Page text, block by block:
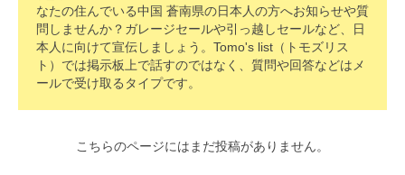
なたの住んでいる中国 蒼南県の日本人の方へお知らせや質
問しませんか？ガレージセールや引っ越しセールなど、日
本人に向けて宣伝しましょう。Tomo's list（トモズリス
ト）では掲示板上で話すのではなく、質問や回答などはメ
ールで受け取るタイプです。
こちらのページにはまだ投稿がありません。